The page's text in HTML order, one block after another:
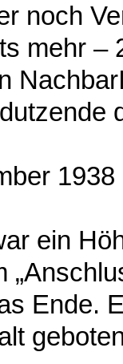
noch
mehr –
1938
ein
Ende.